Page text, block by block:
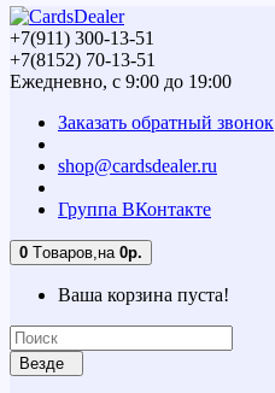
+7(911) 300-13-51
+7(8152) 70-13-51
Ежедневно, с 9:00 до 19:00
Заказать обратный звонок
shop@cardsdealer.ru
Группа ВКонтакте
0 Tоваров, на 0р.
Ваша корзина пуста!
Везде